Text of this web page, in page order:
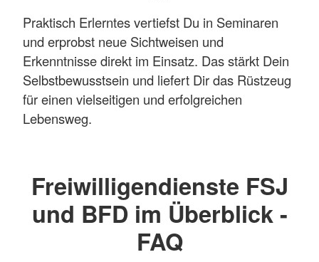
Praktisch Erlerntes vertiefst Du in Seminaren
und erprobst neue Sichtweisen und
Erkenntnisse direkt im Einsatz. Das stärkt Dein
Selbstbewusstsein und liefert Dir das Rüstzeug
für einen vielseitigen und erfolgreichen
Lebensweg.
Freiwilligendienste FSJ
und BFD im Überblick -
FAQ